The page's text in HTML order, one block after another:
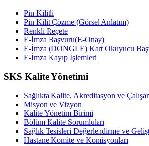
Pin Kilitli
Pin Kilit Çözme (Görsel Anlatım)
Renkli Reçete
E-İmza Başvuru(E-Onay)
E-İmza (DONGLE) Kart Okuyucu
E-İmza Kayıp İşlemleri
SKS Kalite Yönetimi
Sağlıkta Kalite, Akreditasyon ve
Misyon ve Vizyon
Kalite Yönetim Birimi
Bölüm Kalite Sorumluları
Sağlık Tesisleri Değerlendirme ve
Hastane Komite ve Komisyonları